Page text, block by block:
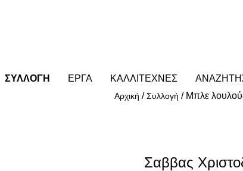
ΣΥΛΛΟΓΗ ΕΡΓΑ ΚΑΛΛΙΤΕΧΝΕΣ
Αρχική /Συλλογή / Μπλε
Σαββας